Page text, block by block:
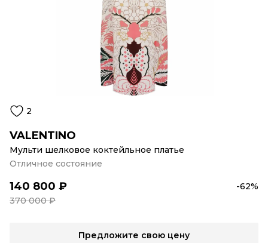
2
VALENTINO
Мульти шелковое коктейльное платье
Отличное состояние
140 800 ₽
-62%
370 000 ₽
Предложите свою цену